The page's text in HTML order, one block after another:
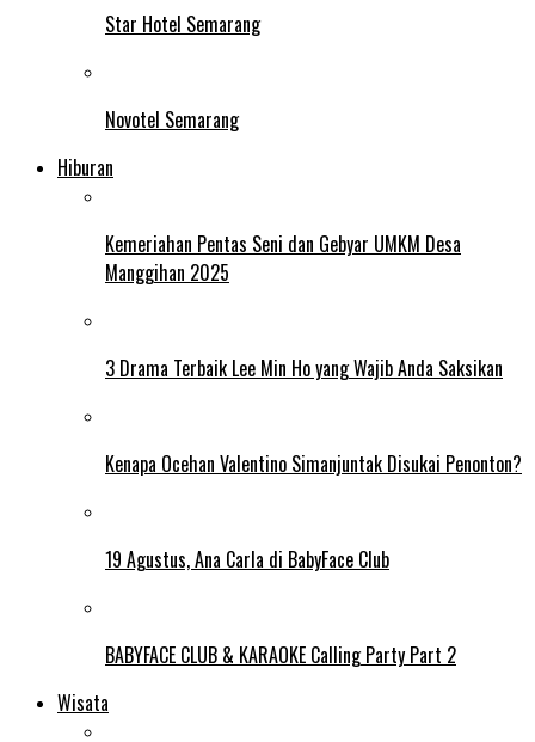
Star Hotel Semarang
Novotel Semarang
Hiburan
Kemeriahan Pentas Seni dan Gebyar UMKM Desa
Manggihan 2025
3 Drama Terbaik Lee Min Ho yang Wajib Anda Saksikan
Kenapa Ocehan Valentino Simanjuntak Disukai Penonton?
19 Agustus, Ana Carla di BabyFace Club
BABYFACE CLUB & KARAOKE Calling Party Part 2
Wisata